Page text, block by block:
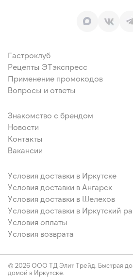
Гастроклуб
Рецепты ЭТэкспресс
Применение промокодов
Вопросы и ответы
Знакомство с брендом
Новости
Контакты
Вакансии
Условия доставки в Иркутске
Условия доставки в Ангарск
Условия доставки в Шелехов
Условия доставки в Иркутский
Условия оплаты
Условия возврата
© 2026 ООО ТД Элит Трейд. Быстрая
домой в Иркутске.